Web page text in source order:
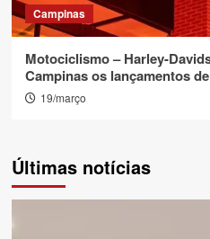
Campinas
Motociclismo – Harley-
Campinas os lançamentos
19/março
Últimas notícias